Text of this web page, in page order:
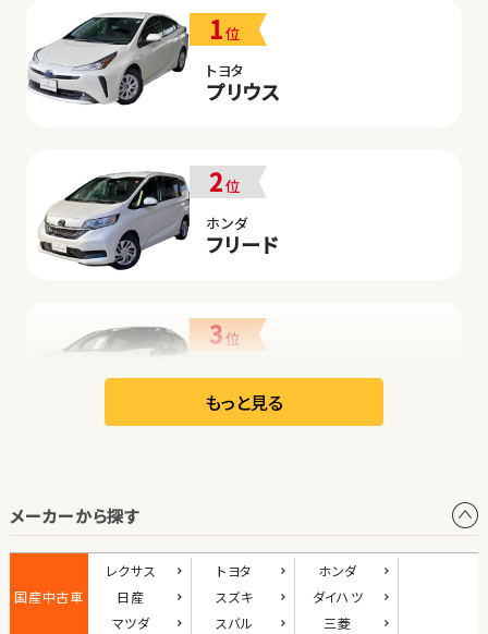
1位
トヨタ
プリウス
2位
ホンダ
フリード
3位
日産
リーフ
1位
ダイハツ
コペン
もっと見る
メーカーから探す
国産中古車
レクサス トヨタ
ホンダ
日産
スズキ
ダイハツ
マツダ
スバル 三菱